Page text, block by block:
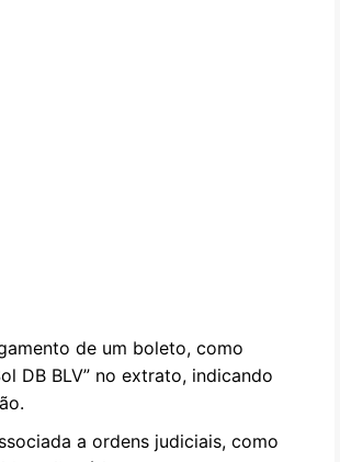
de um boleto, como
DB BLV” no extrato, indicando
a ordens judiciais, como